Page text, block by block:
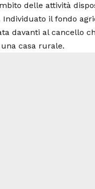
delle attività
il fondo
davanti al cancello
casa rurale.